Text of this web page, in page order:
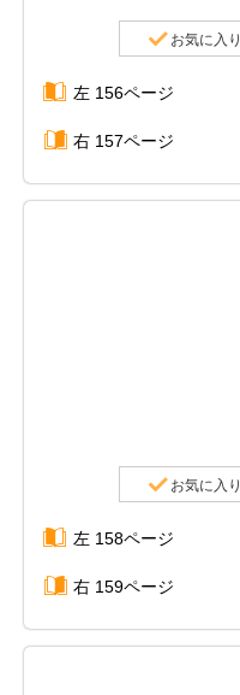
お気に入り
左 156ページ
右 157ページ
お気に入り
左 158ページ
右 159ページ